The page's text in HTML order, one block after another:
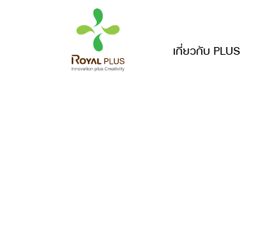
เกี่ยวกับ PLUS